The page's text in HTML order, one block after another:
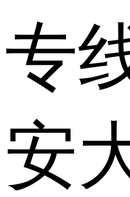
专
安